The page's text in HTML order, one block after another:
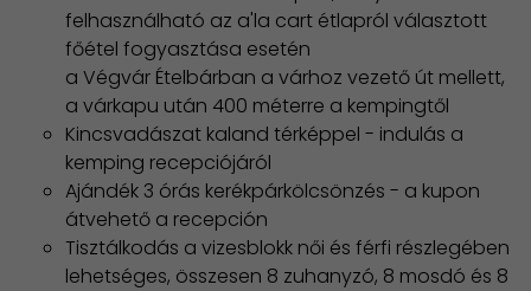
felhasználható az a'la cart étlapról választott
főétel fogyasztása esetén
a Végvár Ételbárban a várhoz vezető út mellett,
a várkapu után 400 méterre a kempingtől
Kincsvadászat kaland térképpel - indulás a
kemping recepciójáról
Ajándék 3 órás kerékpárkölcsönzés - a kupon
átvehető a recepción
Tisztálkodás a vizesblokk női és férfi részlegében
lehetséges, összesen 8 zuhanyzó, 8 mosdó és 8